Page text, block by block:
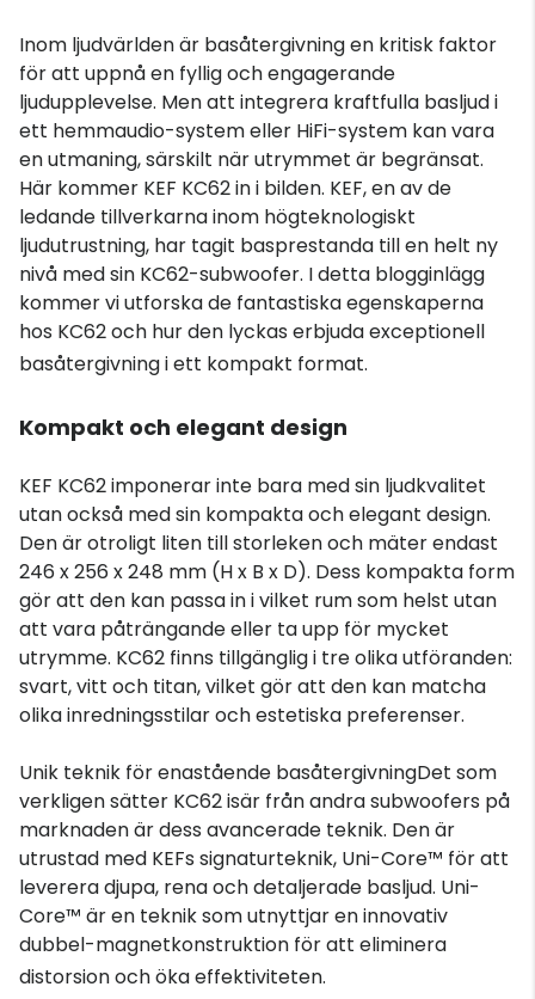
Inom ljudvärlden är basåtergivning en kritisk faktor
för att uppnå en fyllig och engagerande
ljudupplevelse. Men att integrera kraftfulla basljud i
ett hemmaudio-system eller HiFi-system kan vara
en utmaning, särskilt när utrymmet är begränsat.
Här kommer KEF KC62 in i bilden. KEF, en av de
ledande tillverkarna inom högteknologiskt
ljudutrustning, har tagit basprestanda till en helt ny
nivå med sin KC62-subwoofer. I detta blogginlägg
kommer vi utforska de fantastiska egenskaperna
hos KC62 och hur den lyckas erbjuda exceptionell
basåtergivning i ett kompakt format.
Kompakt och elegant design
KEF KC62 imponerar inte bara med sin ljudkvalitet
utan också med sin kompakta och elegant design.
Den är otroligt liten till storleken och mäter endast
246 x 256 x 248 mm (H x B x D). Dess kompakta form
gör att den kan passa in i vilket rum som helst utan
att vara påträngande eller ta upp för mycket
utrymme. KC62 finns tillgänglig i tre olika utföranden:
svart, vitt och titan, vilket gör att den kan matcha
olika inredningsstilar och estetiska preferenser.
Unik teknik för enastående basåtergivningDet som
verkligen sätter KC62 isär från andra subwoofers på
marknaden är dess avancerade teknik. Den är
utrustad med KEFs signaturteknik, Uni-Core™ för att
leverera djupa, rena och detaljerade basljud. Uni-
Core™ är en teknik som utnyttjar en innovativ
dubbel-magnetkonstruktion för att eliminera
distorsion och öka effektiviteten.